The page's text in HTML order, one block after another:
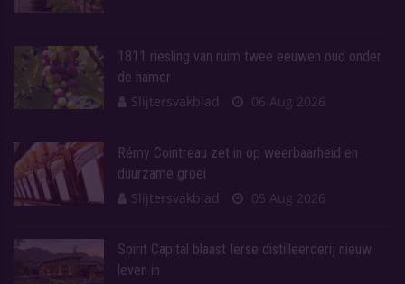
1811 riesling van ruim twee eeuwen oud onder
de hamer
Slijtersvakblad
06 Aug 2026
Rémy Cointreau zet in op weerbaarheid en
duurzame groei
Slijtersvakblad
05 Aug 2026
Spirit Capital blaast Ierse distilleerderij nieuw
leven in